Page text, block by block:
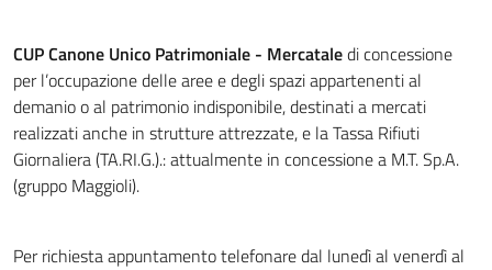
CUP Canone Unico Patrimoniale - Mercataledi concessione
per l’occupazione delle aree e degli spazi appartenenti al
demanio o al patrimonio indisponibile, destinati a mercati
realizzati anche in strutture attrezzate, e la Tassa Rifiuti
Giornaliera (TA.RI.G.).: attualmente in concessione a M.T. Sp.A.
(gruppo Maggioli).
Per richiesta appuntamento telefonare dal lunedì al venerdì al